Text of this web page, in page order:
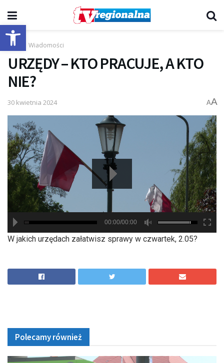
Otwórz pasek narzędzi
Start Wiadomości
URZĘDY – KTO PRACUJE, A KTO
NIE?
30 kwietnia 2024 AA
hd2880
hd2160
hd2160
hd1440
highres
hd1080
hd720
large
medium
small
tiny
00:00/00:00
W jakich urzędach załatwisz sprawy w czwartek, 2.05?
Polecamy również